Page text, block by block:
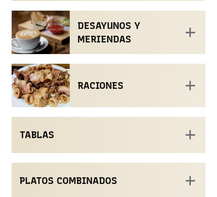
DESAYUNOS Y
MERIENDAS
RACIONES
TABLAS
PLATOS COMBINADOS